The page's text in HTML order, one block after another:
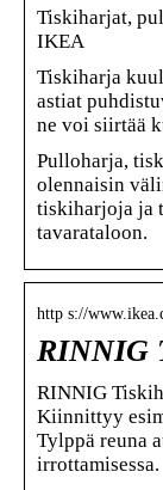
Tiskiharjat,
IKEA
Tiskiharja
astiat
ne voi siirtää
Pulloharja,
olennaisin
tiskiharjoja ja
tavarataloon.
http s://
RINNIG
RINNIG
Kiinnittyy
Tylppä reuna
irrottamisessa.